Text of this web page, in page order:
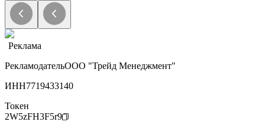
Реклама
РекламодательООО "Трейд Менеджмент"
ИНН7719433140
Токен
2W5zFH3F5r9